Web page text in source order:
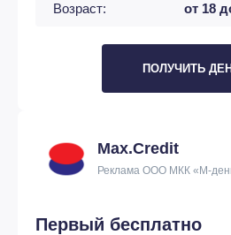
Возраст: от 18
ПОЛУЧИТЬ
Max.Credit
Реклама ООО МКК «М-
Первый бесплатно